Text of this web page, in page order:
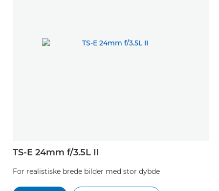
TS-E 24mm f/3.5L II
For realistiske brede bilder med stor dybde